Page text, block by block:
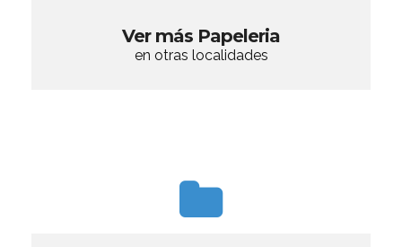
Ver más Papeleria
en otras localidades